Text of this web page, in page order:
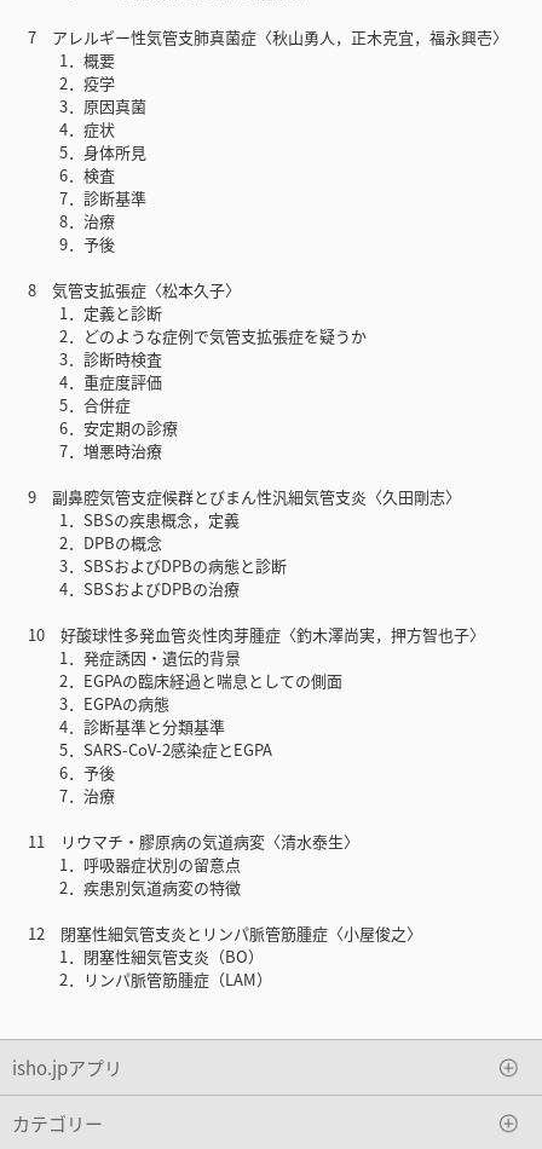
7 アレルギー性気管支肺真菌症〈秋山勇人，正木克宜，福永興壱〉
1．概要
2．疫学
3．原因真菌
4．症状
5．身体所見
6．検査
7．診断基準
8．治療
9．予後
8 気管支拡張症〈松本久子〉
1．定義と診断
2．どのような症例で気管支拡張症を疑うか
3．診断時検査
4．重症度評価
5．合併症
6．安定期の診療
7．増悪時治療
9 副鼻腔気管支症候群とびまん性汎細気管支炎〈久田剛志〉
1．SBSの疾患概念，定義
2．DPBの概念
3．SBSおよびDPBの病態と診断
4．SBSおよびDPBの治療
10 好酸球性多発血管炎性肉芽腫症〈釣木澤尚実，押方智也子〉
1．発症誘因・遺伝的背景
2．EGPAの臨床経過と喘息としての側面
3．EGPAの病態
4．診断基準と分類基準
5．SARS-CoV-2感染症とEGPA
6．予後
7．治療
11 リウマチ・膠原病の気道病変〈清水泰生〉
1．呼吸器症状別の留意点
2．疾患別気道病変の特徴
12 閉塞性細気管支炎とリンパ脈管筋腫症〈小屋俊之〉
1．閉塞性細気管支炎（BO）
2．リンパ脈管筋腫症（LAM）
isho.jpアプリ
カテゴリー